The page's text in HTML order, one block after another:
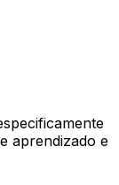
aprendizado e